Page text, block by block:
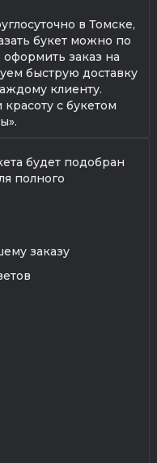
в Томске,
букет можно по
оформить заказ на
быструю доставку
клиенту.
с букетом
будет подобран
полного
заказу